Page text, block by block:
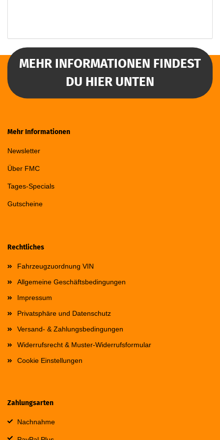
MEHR INFORMATIONEN FINDEST
DU HIER UNTEN
Mehr Informationen
Newsletter
Über FMC
Tages-Specials
Gutscheine
Rechtliches
Fahrzeugzuordnung VIN
Allgemeine Geschäftsbedingungen
Impressum
Privatsphäre und Datenschutz
Versand- & Zahlungsbedingungen
Widerrufsrecht & Muster-Widerrufsformular
Cookie Einstellungen
Zahlungsarten
Nachnahme